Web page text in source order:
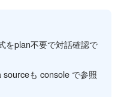
をplan不要で対話確認で
sourceも console で参照